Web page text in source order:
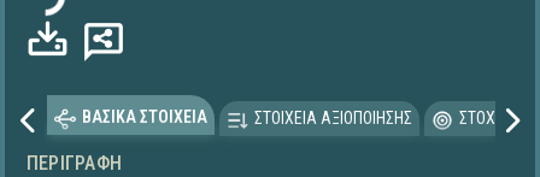
ΒΑΣΙΚΑ ΣΤΟΙΧΕΙΑ ΣΤΟΙΧΕΙΑ ΑΞΙΟΠΟΙΗΣΗΣ
ΠΕΡΙΓΡΑΦΉ